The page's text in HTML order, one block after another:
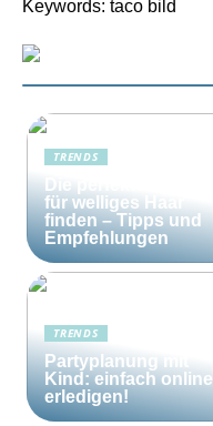
Keywords: taco bild
TRENDS
Die perfekte Bürste
für welliges Haar
finden – Tipps und
Empfehlungen
TRENDS
Partyplanung mit
Kind: einfach online
erledigen!